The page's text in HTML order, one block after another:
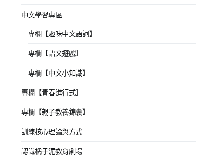
中文學習專區
專欄【趣味中文語詞】
專欄【語文遊戲】
專欄【中文小知識】
專欄【青春進行式】
專欄【親子教養錦囊】
訓練核心理論與方式
認識橘子泥教育劇場